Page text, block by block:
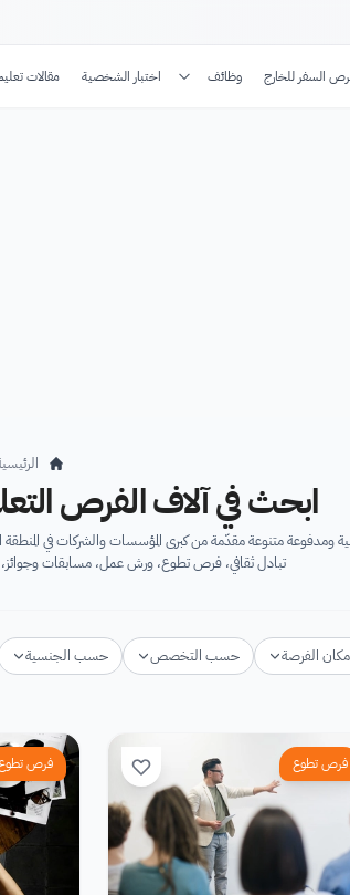
السفر للخارج وظائف اختبار الشخصية مقالات
ابحث في آلاف الفرص
ومدفوعة متنوعة مقدّمة من كبرى المؤسسات والشركات في
تبادل ثقافي، فرص تطوع، ورش عمل، مسابقات وجوائز،
الفرصة حسب التخصص حسب الجنسية
فرص تطوع فرص